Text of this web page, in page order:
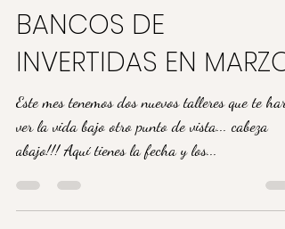
6 mar 2019
2 min de lectura
BANCOS DE
INVERTIDAS EN MARZO
Este mes tenemos dos nuevos talleres que te
ver la vida bajo otro punto de vista... cabeza
abajo!!! Aquí tienes la fecha y los...